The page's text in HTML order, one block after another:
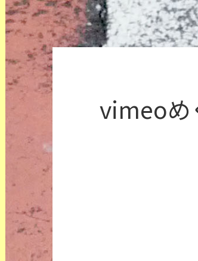
vimeoめ